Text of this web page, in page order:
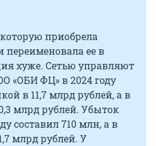
приобрела
переименовала ее в
хуже. Сетью управляют
«ОБИ ФЦ» в 2024 году
в 11,7 млрд рублей, а в
млрд рублей. Убыток
составил 710 млн, а в
млрд рублей. У